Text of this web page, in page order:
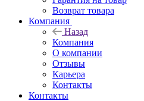
Возврат товара
Компания
Назад
Компания
О компании
Отзывы
Карьера
Контакты
Контакты